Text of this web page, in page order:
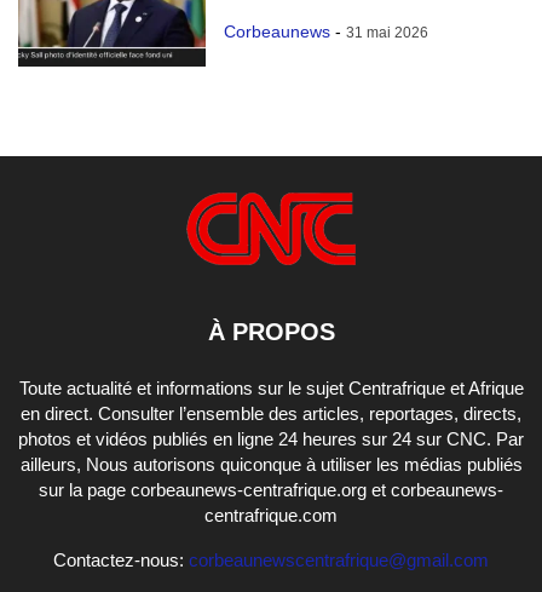
Corbeaunews - 31 mai 2026
À PROPOS
Toute actualité et informations sur le sujet Centrafrique et Afrique
en direct. Consulter l’ensemble des articles, reportages, directs,
photos et vidéos publiés en ligne 24 heures sur 24 sur CNC. Par
ailleurs, Nous autorisons quiconque à utiliser les médias publiés
sur la page corbeaunews-centrafrique.org et corbeaunews-
centrafrique.com
Contactez-nous: corbeaunewscentrafrique@gmail.com